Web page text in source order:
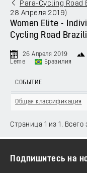
Para-Cycling Road
28 Апреля 2019)
Women Elite -
Cycling Road
26 Апреля 2019
Leme
Бразилия
СОБЫТИЕ
Общая классификация
Страница 1 из 1. Всего
Подпишитесь на